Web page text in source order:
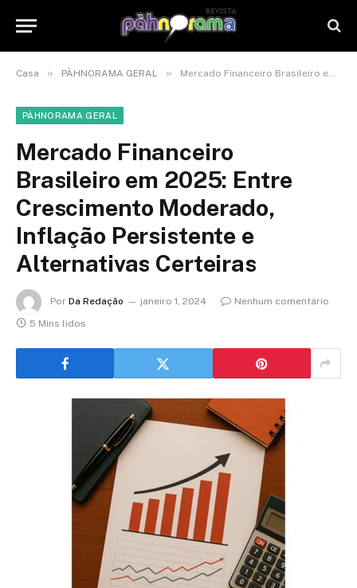
Casa » PÀHNORAMA GERAL » Mercado Financeiro Brasileiro em 2025: Entre Crescimento Moderado, Inflação Persistente e Alternativas Certeiras
PÀHNORAMA GERAL
Mercado Financeiro
Brasileiro em 2025: Entre
Crescimento Moderado,
Inflação Persistente e
Alternativas Certeiras
Por Da Redação janeiro 1, 2024
Nenhum comentário
5 Mins lidos